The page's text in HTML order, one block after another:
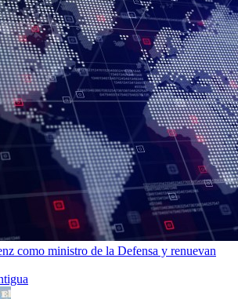
como ministro de la Defensa y renuevan